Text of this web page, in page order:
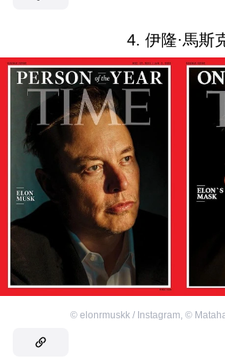
4. 伊隆·馬斯
© elonrmuskk / Instagram ©